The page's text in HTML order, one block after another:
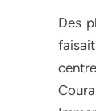
Des